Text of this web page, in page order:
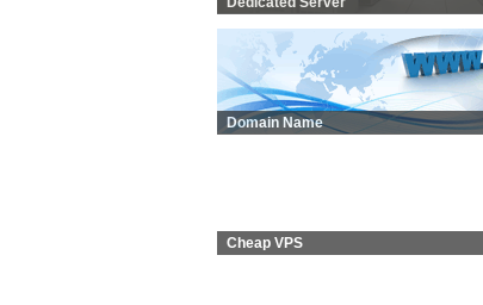
Domain Name
Cheap VPS